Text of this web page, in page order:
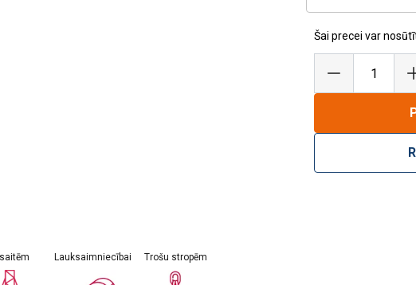
Šai precei var
Lauksaimniecībai Trošu stropēm